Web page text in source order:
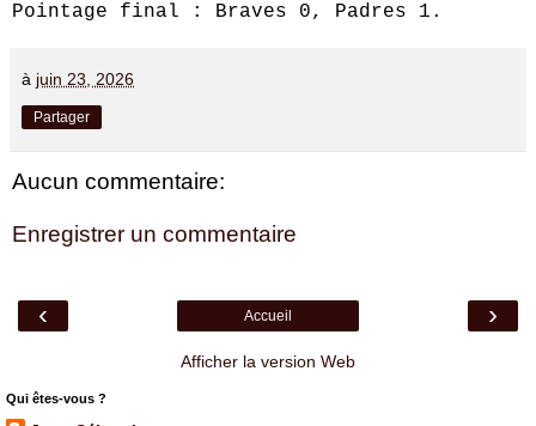
Pointage final : Braves 0, Padres 1.
à juin 23, 2026
Partager
Aucun commentaire:
Enregistrer un commentaire
‹ ›
Accueil
Afficher la version Web
Qui êtes-vous ?